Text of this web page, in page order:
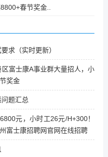
春节奖金..
求（实时更新）
富士康A事业群大量招人，小
奖金
题汇总
元，小时工26元/H+300！
富士康招聘网官网在线招聘